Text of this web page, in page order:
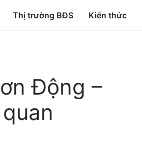
Thị trường BĐS Kiến thức
Động –